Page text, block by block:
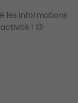
les informations
! 😉